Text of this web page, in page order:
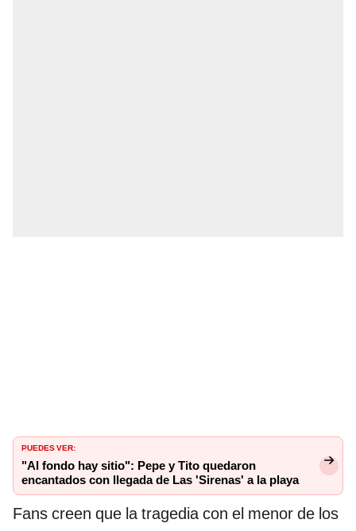
PUEDES VER:
"Al fondo hay sitio": Pepe y Tito quedaron
encantados con llegada de Las 'Sirenas' a la playa
Fans creen que la tragedia con el menor de los